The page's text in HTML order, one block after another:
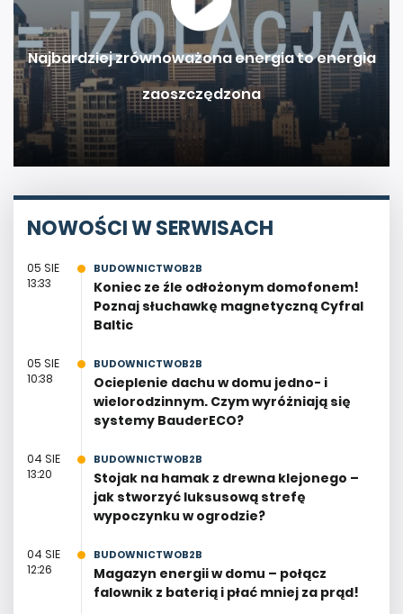
Najbardziej zrównoważona energia to energia
zaoszczędzona
NOWOŚCI W SERWISACH
05 SIE
13:33
BUDOWNICTWOB2B
Koniec ze źle odłożonym domofonem!
Poznaj słuchawkę magnetyczną Cyfral
Baltic
05 SIE
10:38
BUDOWNICTWOB2B
Ocieplenie dachu w domu jedno- i
wielorodzinnym. Czym wyróżniają się
systemy BauderECO?
04 SIE
13:20
BUDOWNICTWOB2B
Stojak na hamak z drewna klejonego –
jak stworzyć luksusową strefę
wypoczynku w ogrodzie?
04 SIE
12:26
BUDOWNICTWOB2B
Magazyn energii w domu – połącz
falownik z baterią i płać mniej za prąd!